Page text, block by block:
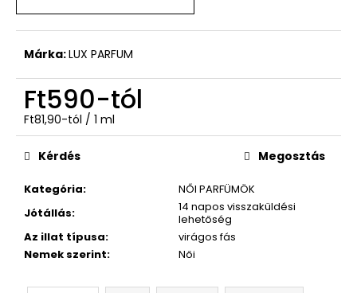
Márka:LUX PARFUM
Ft590-tól
Egységár:
Ft81,90-tól / 1 ml
Kategória:
NŐI PARFÜMÖK
Jótállás:
14 napos visszaküldési
lehetőség
Az illat típusa:
virágos fás
Nemek szerint: Női
Kérdés Megosztás
NARCISO
RODRIGUEZ
Ft590